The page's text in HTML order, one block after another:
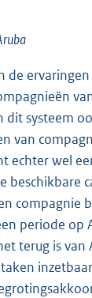
de
dit systeem
van
echter wel
beschikbare
compagnie
periode op
terug is van